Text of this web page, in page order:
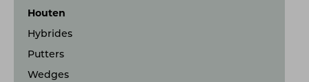
Houten
Hybrides
Putters
Wedges